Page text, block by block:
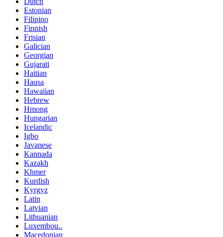
Estonian
Filipino
Finnish
Frisian
Galician
Georgian
Gujarati
Haitian
Hausa
Hawaiian
Hebrew
Hmong
Hungarian
Icelandic
Igbo
Javanese
Kannada
Kazakh
Khmer
Kurdish
Kyrgyz
Latin
Latvian
Lithuanian
Luxembou..
Macedonian